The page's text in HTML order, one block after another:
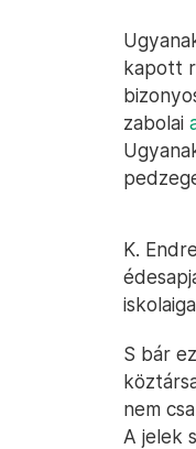
kapott
zabolai
K.
S bár
nem
A jelek